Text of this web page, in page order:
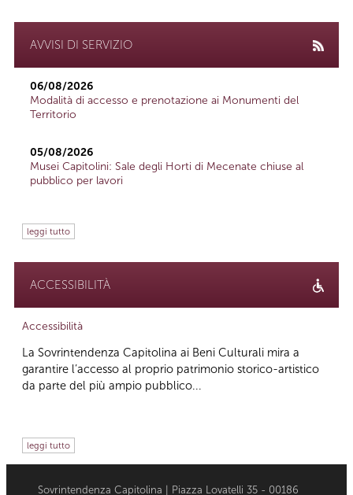
AVVISI DI SERVIZIO
06/08/2026
Modalità di accesso e prenotazione ai Monumenti del
Territorio
05/08/2026
Musei Capitolini: Sale degli Horti di Mecenate chiuse al
pubblico per lavori
leggi tutto
ACCESSIBILITÀ
Accessibilità
La Sovrintendenza Capitolina ai Beni Culturali mira a
garantire l’accesso al proprio patrimonio storico-artistico
da parte del più ampio pubblico...
leggi tutto
Sovrintendenza Capitolina | Piazza Lovatelli 35 - 00186